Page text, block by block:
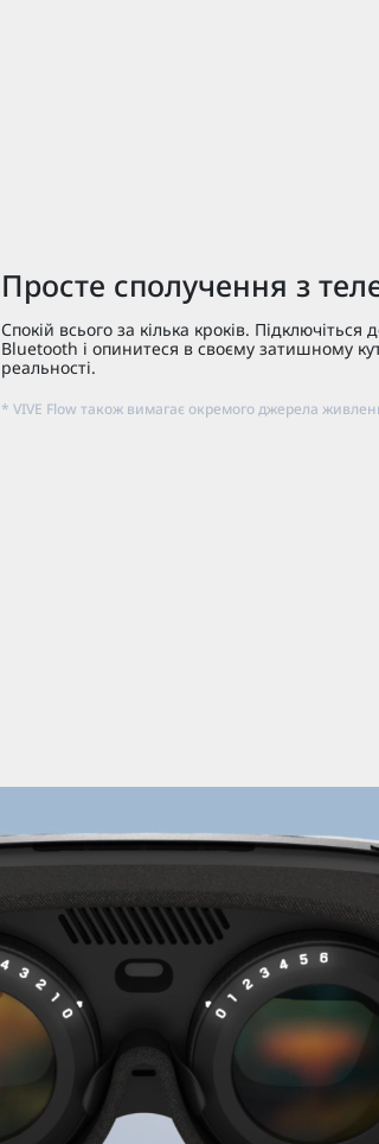
Просте сполучення з
Спокій всього за кілька кроків. Підключіться
Bluetooth і опинитеся в своєму затишному
реальності.
* VIVE Flow також вимагає окремого джерела